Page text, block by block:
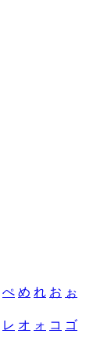
ぺ め れ お ぉ
レ オ ォ コ ゴ